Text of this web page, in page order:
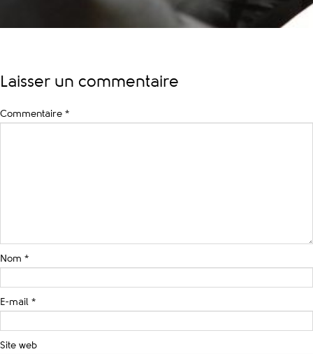
Laisser un commentaire
Commentaire *
Nom *
E-mail *
Site web